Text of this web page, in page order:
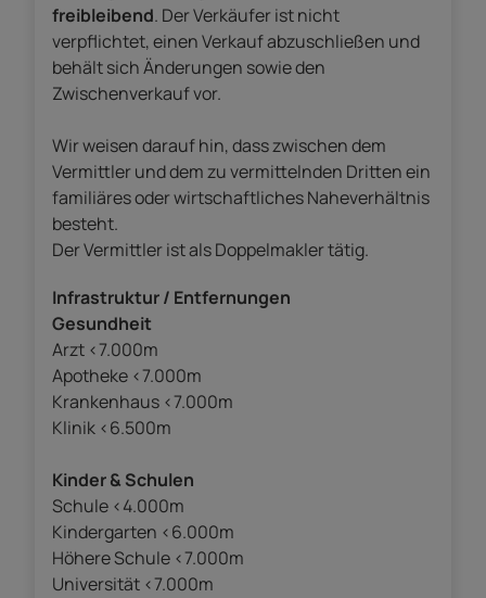
freibleibend. Der Verkäufer ist nicht
verpflichtet, einen Verkauf abzuschließen und
behält sich Änderungen sowie den
Zwischenverkauf vor.
Wir weisen darauf hin, dass zwischen dem
Vermittler und dem zu vermittelnden Dritten ein
familiäres oder wirtschaftliches Naheverhältnis
besteht.
Der Vermittler ist als Doppelmakler tätig.
Infrastruktur / Entfernungen
Gesundheit
Arzt <7.000m
Apotheke <7.000m
Krankenhaus <7.000m
Klinik <6.500m
Kinder & Schulen
Schule <4.000m
Kindergarten <6.000m
Höhere Schule <7.000m
Universität <7.000m